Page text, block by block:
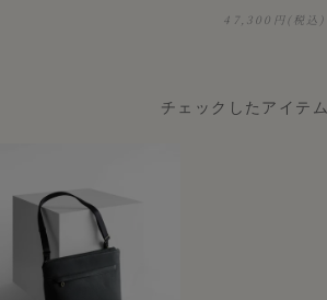
47,300円(税込)
チェックしたアイテム